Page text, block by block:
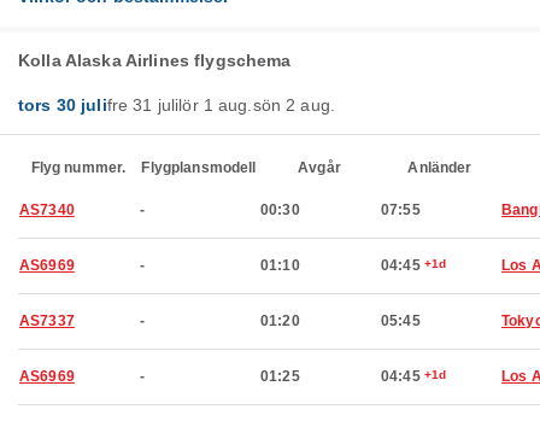
Kolla Alaska Airlines flygschema
tors 30 julifre 31 julilör 1 aug. sön 2 aug.
Flyg nummer. Flygplansmodell Avgår Anländer
AS7340 - 00:30 07:55
AS6969 - 01:10 04:45 +1d Los
AS7337 - 01:20 05:45
AS6969 - 01:25 04:45 +1d Los